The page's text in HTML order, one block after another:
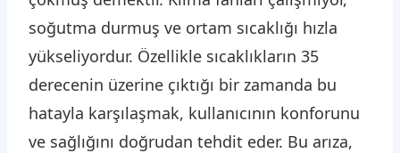
soğutma durmuş ve ortam sıcaklığı hızla
yükseliyordur. Özellikle sıcaklıkların 35
derecenin üzerine çıktığı bir zamanda bu
hatayla karşılaşmak, kullanıcının konforunu
ve sağlığını doğrudan tehdit eder. Bu arıza,